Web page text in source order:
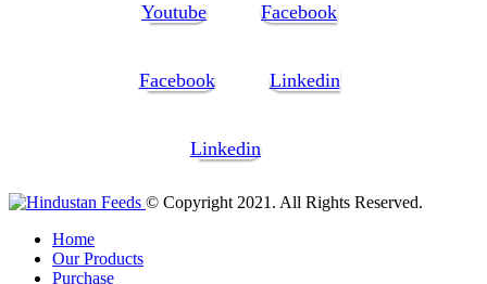
Youtube Facebook
Facebook Linkedin
Linkedin
© Copyright 2021. All Rights Reserved.
Home
Our Products
Purchase